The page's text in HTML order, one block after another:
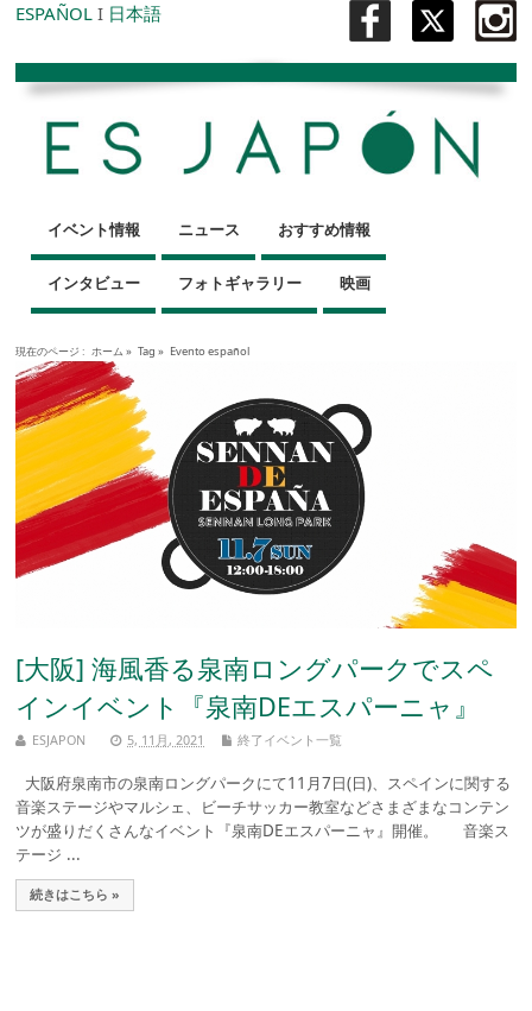
ESPAÑOL I 日本語
イベント情報 ニュース おすすめ情報
インタビュー フォトギャラリー 映画
現在のページ : ホーム » Tag » Evento español
[大阪] 海風香る泉南ロングパークでスペ
インイベント『泉南DEエスパーニャ』
ESJAPON 5, 11月, 2021 終了イベント一覧
大阪府泉南市の泉南ロングパークにて11月7日(日)、スペインに関する
音楽ステージやマルシェ、ビーチサッカー教室などさまざまなコンテン
ツが盛りだくさんなイベント『泉南DEエスパーニャ』開催。 音楽ス
テージ ...
続きはこちら »